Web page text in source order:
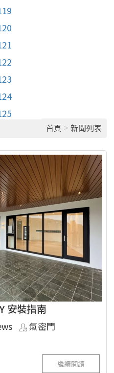
首頁 > 新聞列表
安裝指南
氣密門
繼續閱讀